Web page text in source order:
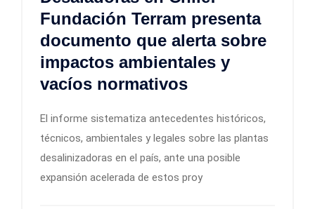
Fundación Terram presenta
documento que alerta sobre
impactos ambientales y
vacíos normativos
El informe sistematiza antecedentes históricos,
técnicos, ambientales y legales sobre las plantas
desalinizadoras en el país, ante una posible
expansión acelerada de estos proy